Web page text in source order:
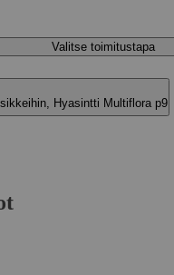
Valitse toimitustapa
Hyasintti Multiflora p9